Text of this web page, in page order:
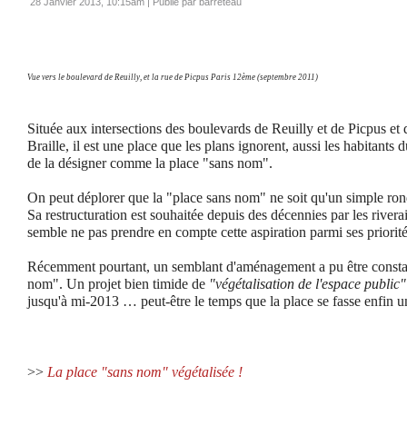
Vue vers le boulevard de Reuilly, et la rue de Picpus Paris 12ème (septembre 2011)
Située aux intersections des boulevards de Reuilly et de Picpus et
Braille, il est une place que les plans ignorent, aussi les habitants
de la désigner comme la place "sans nom".
On peut déplorer que la "place sans nom" ne soit qu'un simple
Sa restructuration est souhaitée depuis des décennies par les
semble ne pas prendre en compte cette aspiration parmi ses
Récemment pourtant, un semblant d'aménagement a pu être
nom". Un projet bien timide de "végétalisation de l'espace public"
jusqu'à mi-2013 … peut-être le temps que la place se fasse enfin
>> La place "sans nom" végétalisée !